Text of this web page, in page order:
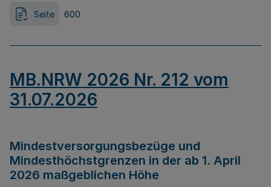
Seite 600
MB.NRW 2026 Nr. 212 vom
31.07.2026
Mindestversorgungsbezüge und
Mindesthöchstgrenzen in der ab 1. April
2026 maßgeblichen Höhe